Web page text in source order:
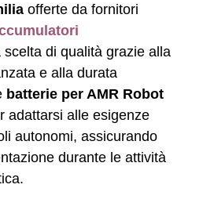
offerte da fornitori
di qualità grazie alla
e alla durata
batterie per AMR Robot
adattarsi alle esigenze
autonomi, assicurando
durante le attività